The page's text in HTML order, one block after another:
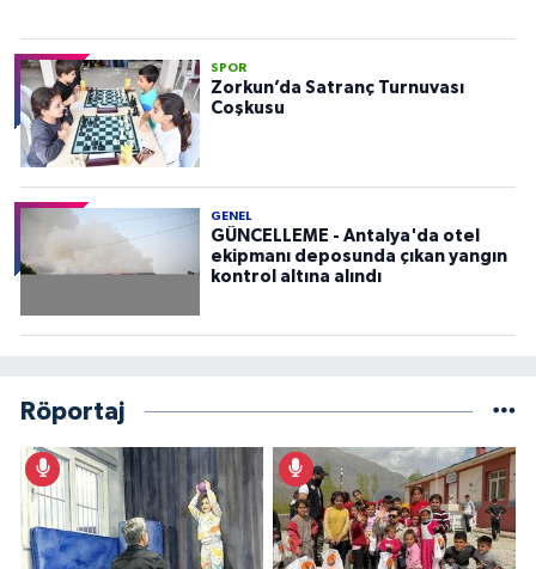
SPOR
Zorkun’da Satranç Turnuvası
Coşkusu
GENEL
GÜNCELLEME - Antalya'da otel
ekipmanı deposunda çıkan yangın
kontrol altına alındı
Röportaj